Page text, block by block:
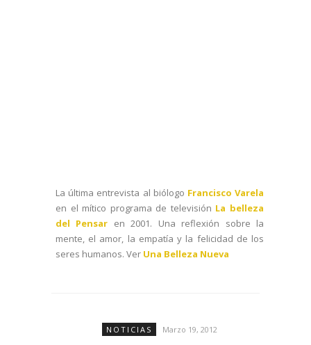
La última entrevista al biólogo Francisco Varela
en el mítico programa de televisión La belleza
del Pensar en 2001. Una reflexión sobre la
mente, el amor, la empatía y la felicidad de los
seres humanos. Ver Una Belleza Nueva
NOTICIAS Marzo 19, 2012